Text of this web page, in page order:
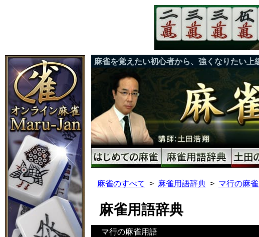
麻雀を覚えたい初心者から、強くなりたい
麻雀のすべて 麻雀用語辞典 マ行の麻
麻雀用語辞典
マ行の麻雀用語